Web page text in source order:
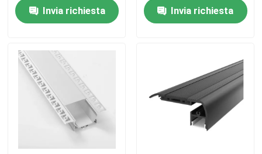
Prodotti
Circa noi
Giro della fabbrica
Controllo di qualità
profilo di 74mm ha
condotto la luce
lineare
Invia richiesta
secco di alluminio del
gesso di profilo
Invia richiesta